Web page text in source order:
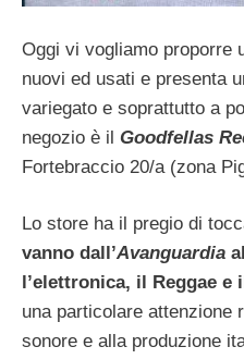
Oggi vi vogliamo proporre
nuovi ed usati e presenta
variegato e soprattutto a
negozio è il Goodfellas
Fortebraccio 20/a (zona
Lo store ha il pregio di
vanno dall’Avanguardia al
l’elettronica, il Reggae e
una particolare attenzione
sonore e alla produzione